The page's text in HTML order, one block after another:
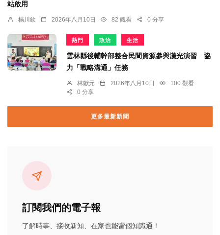
站啟用
楊川欽 2026年八月10日 82 觀看 0 分享
熱門 政治 生活
雲林縣後輔幹部整合民間資源參與漢光演習 協
力「戰略溝通」任務
林獻元 2026年八月10日
100 觀看
0 分享
更多最新新聞
訂閱我們的電子報
了解時事、接收新知、在家也能當個知識通！